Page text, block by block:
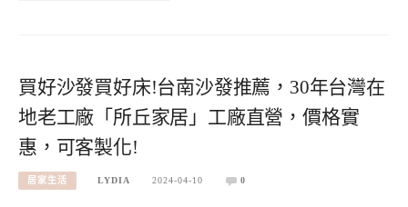
買好沙發買好床!台南沙發推薦，30年台灣在
地老工廠「所丘家居」工廠直營，價格實
惠，可客製化!
居家生活 LYDIA 2024-04-10 0